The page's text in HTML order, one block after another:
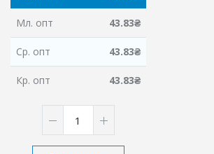
Мл. опт 43.83₴
Ср. опт 43.83₴
Кр. опт 43.83₴